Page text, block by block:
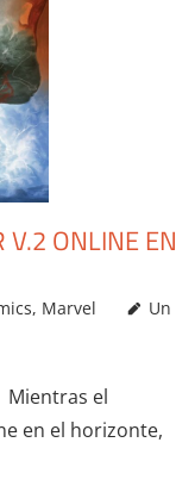
V.2 ONLINE EN
Banana
, Marvel
Un
Mientras el
en el horizonte,